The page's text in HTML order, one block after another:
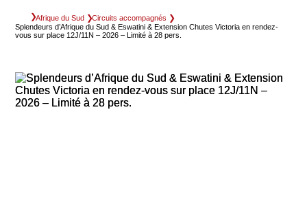
Afrique du Sud
Circuits accompagnés
Splendeurs d’Afrique du Sud & Eswatini & Extension Chutes Victoria en rendez-
vous sur place 12J/11N – 2026 – Limité à 28 pers.